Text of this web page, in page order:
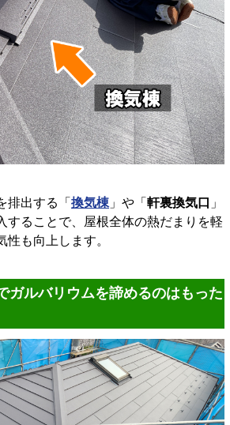
排出する「 換気棟」や「 軒裏換気口 」
することで、屋根全体の熱だまりを軽
も向上します。
ガルバリウムを諦めるのはもった